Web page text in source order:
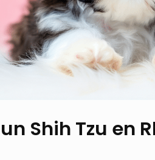
Shih Tzu en